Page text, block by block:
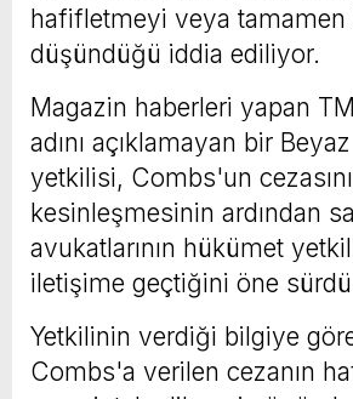
hafifletmeyi veya tamamen
düşündüğü iddia ediliyor.
Magazin haberleri yapan
adını açıklamayan bir
yetkilisi, Combs'un
kesinleşmesinin ardından
avukatlarının hükümet
iletişime geçtiğini öne
Yetkilinin verdiği bilgiye
Combs'a verilen cezanın